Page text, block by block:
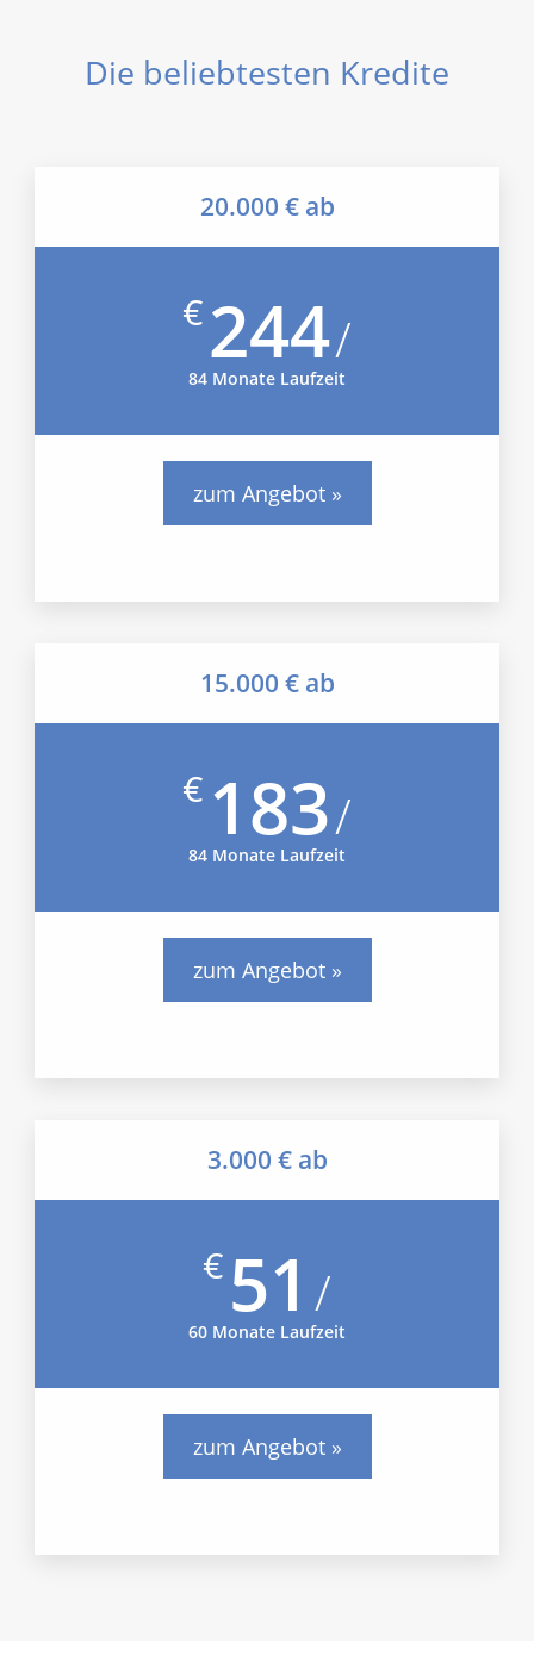
Die beliebtesten Kredite
20.000 € ab
€244/
84 Monate Laufzeit
zum Angebot »
15.000 € ab
€ 183/
84 Monate Laufzeit
zum Angebot »
3.000 € ab
€51 /
60 Monate Laufzeit
zum Angebot »